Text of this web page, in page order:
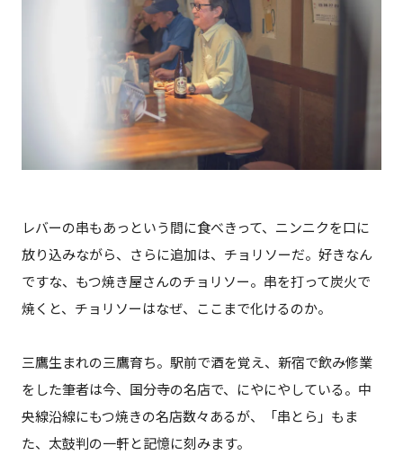
レバーの串もあっという間に食べきって、ニンニクを口に
放り込みながら、さらに追加は、チョリソーだ。好きなん
ですな、もつ焼き屋さんのチョリソー。串を打って炭火で
焼くと、チョリソーはなぜ、ここまで化けるのか。
三鷹生まれの三鷹育ち。駅前で酒を覚え、新宿で飲み修業
をした筆者は今、国分寺の名店で、にやにやしている。中
央線沿線にもつ焼きの名店数々あるが、「串とら」もま
た、太鼓判の一軒と記憶に刻みます。